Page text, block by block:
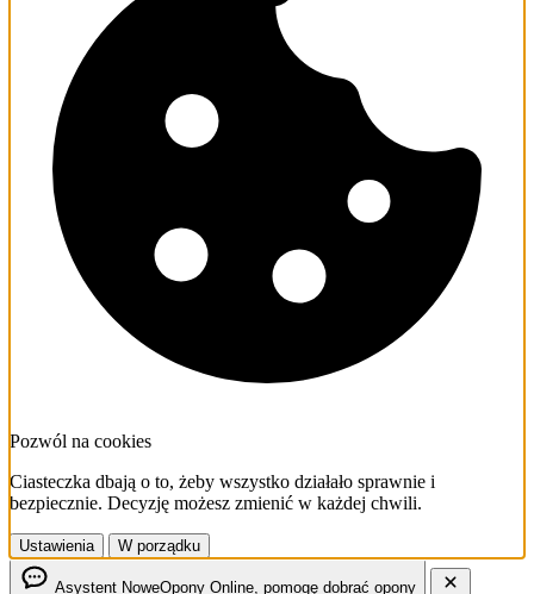
Pozwól na cookies
Ciasteczka dbają o to, żeby wszystko działało sprawnie i
bezpiecznie. Decyzję możesz zmienić w każdej chwili.
Ustawienia W porządku
Asystent NoweOpony Online, pomogę dobrać opony